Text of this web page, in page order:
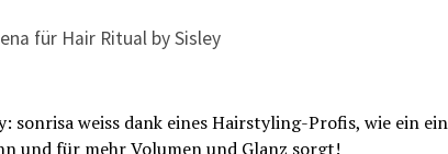
für Hair Ritual by Sisley